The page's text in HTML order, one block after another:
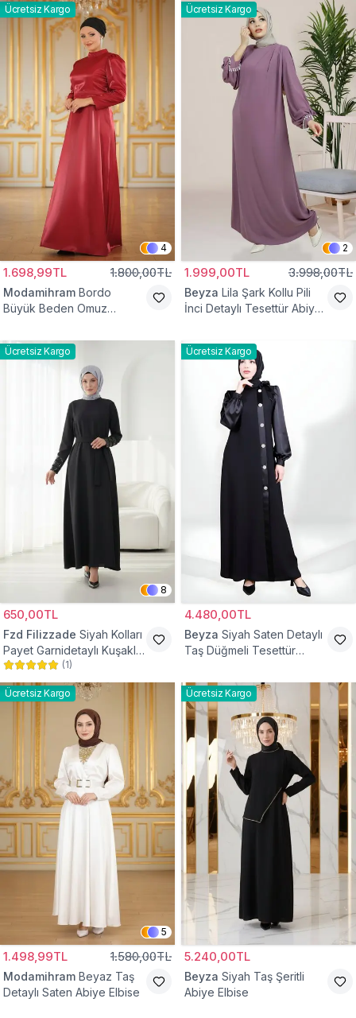
Ücretsiz Kargo
4
1.698,99TL 1.800,00TL
Modamihram Bordo
Büyük Beden Omuz
Ücretsiz Kargo
2
1.999,00TL 3.998,00TL
Beyza Lila Şark Kollu Pili
İnci Detaylı Tesettür Abiye
Ücretsiz Kargo
8
650,00TL
Fzd Filizzade Siyah Kolları
Payet Garnidetaylı Kuşaklı
Abiye Elbise
(1)
Ücretsiz Kargo
4.480,00TL
Beyza Siyah Saten Detaylı
Taş Düğmeli Tesettür
Ücretsiz Kargo
5
1.498,99TL 1.580,00TL
Modamihram Beyaz Taş
Detaylı Saten Abiye Elbise
Ücretsiz Kargo
5.240,00TL
Beyza Siyah Taş Şeritli
Abiye Elbise